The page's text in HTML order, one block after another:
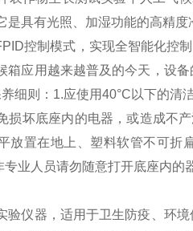
是具有光照、加湿功能的高精
控制模式，实现全智能化控
箱应用越来越普及的今天，设
细则： 1.应使用40°C以下的清
损坏底座内的电器，或造成不
放置在地上、塑料软管不可折
业人员请勿随意打开底座内的
验仪器，适用于卫生防疫、环